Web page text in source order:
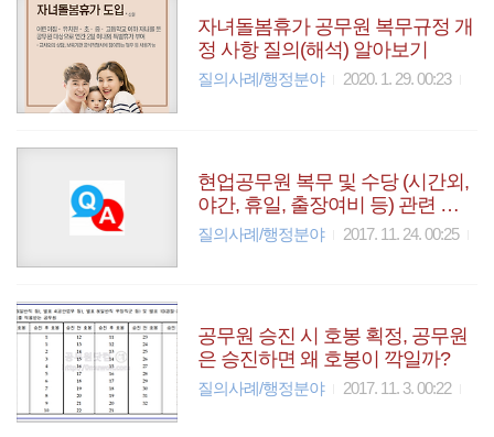
자녀돌봄휴가 공무원 복무규정 개
정 사항 질의(해석) 알아보기
질의사례/행정분야 2020. 1. 29. 00:23
현업공무원 복무 및 수당 (시간외,
야간, 휴일, 출장여비 등) 관련 질
문 및 답변 모음
질의사례/행정분야 2017. 11. 24. 00:25
공무원 승진 시 호봉 획정, 공무원
은 승진하면 왜 호봉이 깍일까?
질의사례/행정분야 2017. 11. 3. 00:22
근로장려금
무료폰트